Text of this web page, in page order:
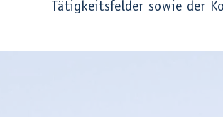
Tätigkeitsfelder sowie der